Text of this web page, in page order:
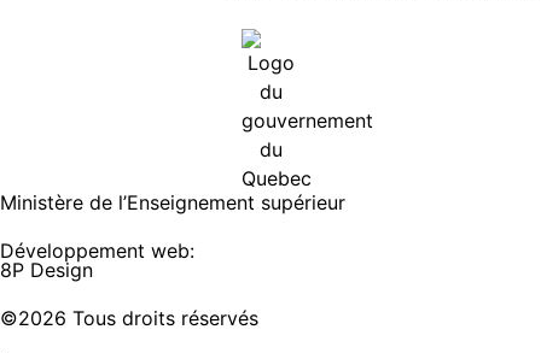
Ministère de l’Enseignement supérieur
Développement web:
8P Design
©2026 Tous droits réservés